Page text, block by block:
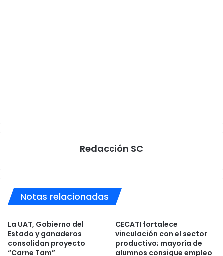
Redacción SC
Notas relacionadas
La UAT, Gobierno del
Estado y ganaderos
consolidan proyecto
“Carne Tam”
CECATI fortalece
vinculación con el sector
productivo; mayoría de
alumnos consigue empleo